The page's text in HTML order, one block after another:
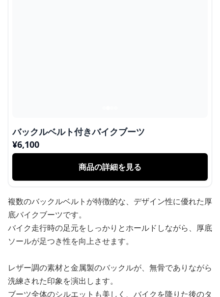
バックルベルト付きバイクブーツ
¥6,100
商品の詳細を見る
複数のバックルベルトが特徴的な、デザイン性に優れた厚
底バイクブーツです。
バイク走行時の足元をしっかりとホールドしながら、厚底
ソールが足つき性を向上させます。
レザー調の素材と金属製のバックルが、無骨でありながら
洗練された印象を演出します。
ブーツ全体のシルエットも美しく、バイクを降りた後のタ